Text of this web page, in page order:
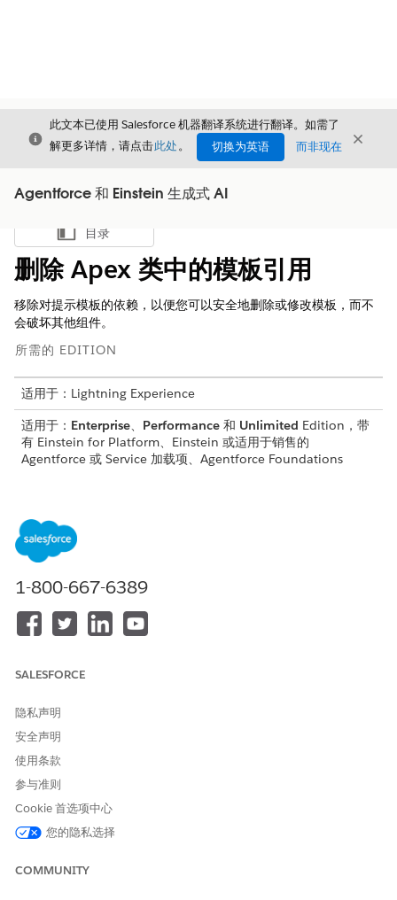
关闭
此文本已使用 Salesforce 机器翻译系统进行翻译。如需了
解更多详情，请点击此处。 切换为英语 而非现在 关闭
Agentforce 和 Einstein 生成式 AI
显示目录
目录
删除 Apex 类中的模板引用
移除对提示模板的依赖，以便您可以安全地删除或修改模板，而不
会破坏其他组件。
所需的 EDITION
适用于：Lightning Experience
适用于： Enterprise、 Performance 和 Unlimited Edition，带
有 Einstein for Platform、Einstein 或适用于销售的
Agentforce 或 Service 加载项、Agentforce Foundations
要在提示生成器中创建和管理
提示模板：
对于列出的每个 Apex 参考，从“设置”中，在快速查找框中输入
打开 Apex 类。
查找提示模板参考。
更新代码以使用不同的模板，或删除调用。
部署更新的 Apex 类。
返回提示生成器，然后重复这些步骤，打开删除模板模式。
请确认未显示引用。
1-800-667-6389
SALESFORCE
隐私声明
安全声明
使用条款
参与准则
Cookie 首选项中心
您的隐私选择
COMMUNITY